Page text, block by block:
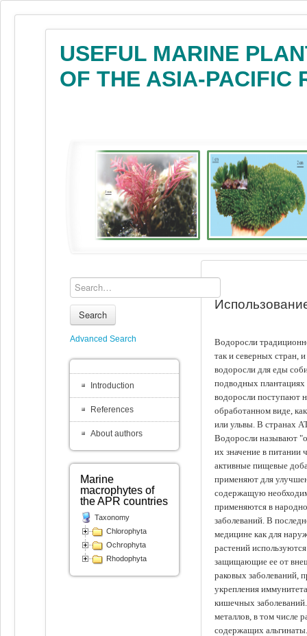
USEFUL MARINE
OF THE ASIA-PACIFIC
Водоросли
так и северных стран,
водоросли для еды
подводных
водоросли поступают
обработанном виде,
или ульвы. В странах
Водоросли называют
их значение в питании
активные пищевые
применяют для
содержащую
применяются в
заболеваний. В
медицине как для
растений
защищающие ее от
раковых заболеваний,
укрепления
кишечных
металлов, в том числе
содержащих
Search
Advanced Search
Introduction
References
About authors
Marine
macrophytes of
the APR countries
Taxonomy
Chlorophyta
Ochrophyta
Rhodophyta